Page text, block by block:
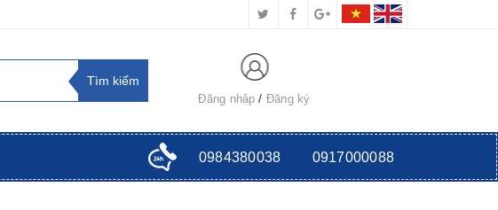
Đăng nhập Đăng ký
0984380038 - 0917000088